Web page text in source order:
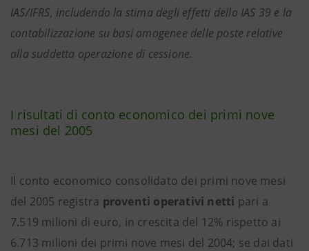
IAS/IFRS, includendo la stima degli effetti dello IAS 39 e la
contabilizzazione su basi omogenee delle poste relative
alla suddetta operazione di cessione.
I risultati di conto economico dei primi nove
mesi del 2005
Il conto economico consolidato dei primi nove mesi
del 2005 registra proventi operativi netti pari a
7.519 milioni di euro, in crescita del 12% rispetto ai
6.713 milioni dei primi nove mesi del 2004; se dai dati